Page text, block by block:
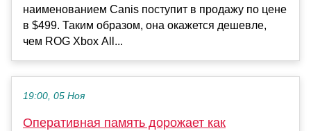
наименованием Canis поступит в продажу по цене
в $499. Таким образом, она окажется дешевле,
чем ROG Xbox All...
19:00, 05 Ноя
Оперативная память дорожает как